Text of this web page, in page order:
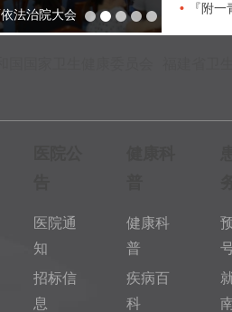
法治院大会 『附一党
『附
医院通
知
招标信
息
健康科
普
疾病百
科